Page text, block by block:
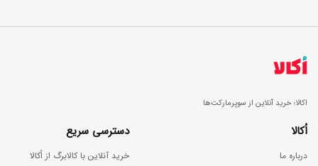
اکالا؛ خرید آنلاین از سوپرمارکت‌ها
اُکالا
درباره ما
دسترسی سریع
خرید آنلاین با کالابرگ از اُکالا